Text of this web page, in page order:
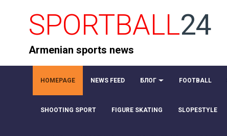
SPORTBALL24
Armenian sports news
HOMEPAGE NEWS FEED БЛОГ FOOTBALL
SHOOTING SPORT FIGURE SKATING SLOPESTYLE